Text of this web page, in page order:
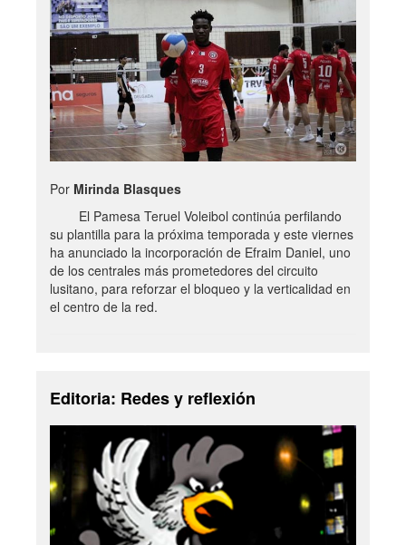
Por Mirinda Blasques
El Pamesa Teruel Voleibol continúa perfilando
su plantilla para la próxima temporada y este viernes
ha anunciado la incorporación de Efraim Daniel, uno
de los centrales más prometedores del circuito
lusitano, para reforzar el bloqueo y la verticalidad en
el centro de la red.
Editoria: Redes y reflexión